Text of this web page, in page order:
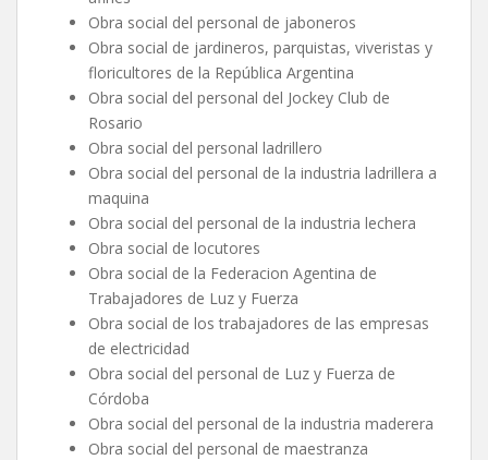
Obra social del personal de jaboneros
Obra social de jardineros, parquistas, viveristas y
floricultores de la República Argentina
Obra social del personal del Jockey Club de
Rosario
Obra social del personal ladrillero
Obra social del personal de la industria ladrillera a
maquina
Obra social del personal de la industria lechera
Obra social de locutores
Obra social de la Federacion Agentina de
Trabajadores de Luz y Fuerza
Obra social de los trabajadores de las empresas
de electricidad
Obra social del personal de Luz y Fuerza de
Córdoba
Obra social del personal de la industria maderera
Obra social del personal de maestranza